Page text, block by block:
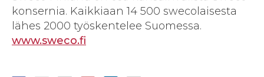
konsernia. Kaikkiaan 14 500 swecolaisesta
lähes 2000 työskentelee Suomessa.
www.sweco.fi